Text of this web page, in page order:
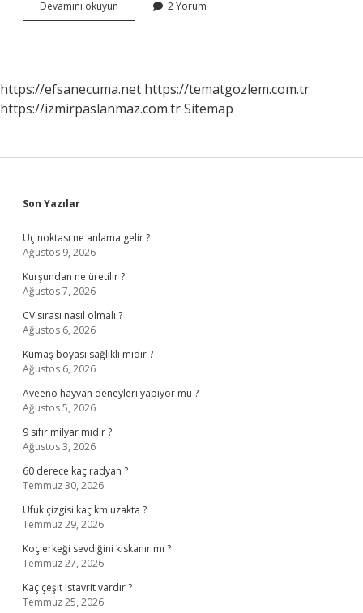
Devamını okuyun
Ücret
2 Yorum
https://efsanecuma.net https://tematgozlem.com.tr
https://izmirpaslanmaz.com.trSitemap
Sidebar
Son Yazılar
Uç noktası ne anlama gelir ?
Ağustos 9, 2026
Kurşundan ne üretilir ?
Ağustos 7, 2026
CV sırası nasıl olmalı ?
Ağustos 6, 2026
Kumaş boyası sağlıklı mıdır ?
Ağustos 6, 2026
Aveeno hayvan deneyleri yapıyor mu ?
Ağustos 5, 2026
9 sıfır milyar mıdır ?
Ağustos 3, 2026
60 derece kaç radyan ?
Temmuz 30, 2026
Ufuk çizgisi kaç km uzakta ?
Temmuz 29, 2026
Koç erkeği sevdiğini kıskanır mı ?
Temmuz 27, 2026
Kaç çeşit istavrit vardır ?
Temmuz 25, 2026